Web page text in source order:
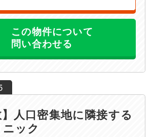
この物件について
問い合わせる
】人口密集地に隣接する
ック